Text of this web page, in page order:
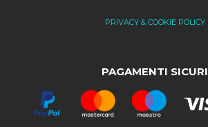
PRIVACY & COOKIE POLICY
PAGAMENTI SICURI